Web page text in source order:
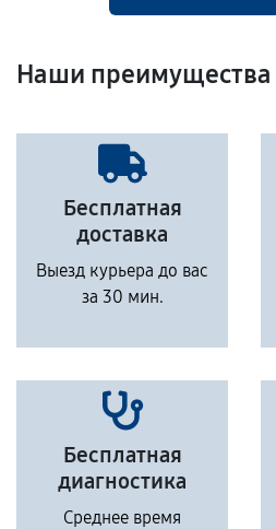
Наши преимущества
Бесплатная
доставка
Выезд курьера до вас
за 30 мин.
Бесплатная
диагностика
Среднее время